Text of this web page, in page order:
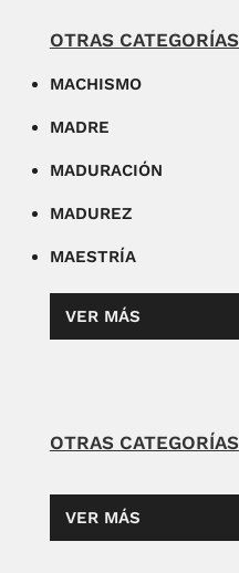
OTRAS
MACHISMO
MADRE
MADURACIÓN
MADUREZ
MAESTRÍA
VER MÁS
OTRAS
VER MÁS